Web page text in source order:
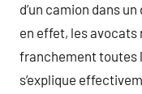
d’un camion dans
en effet, les avocats
franchement toutes
s’explique